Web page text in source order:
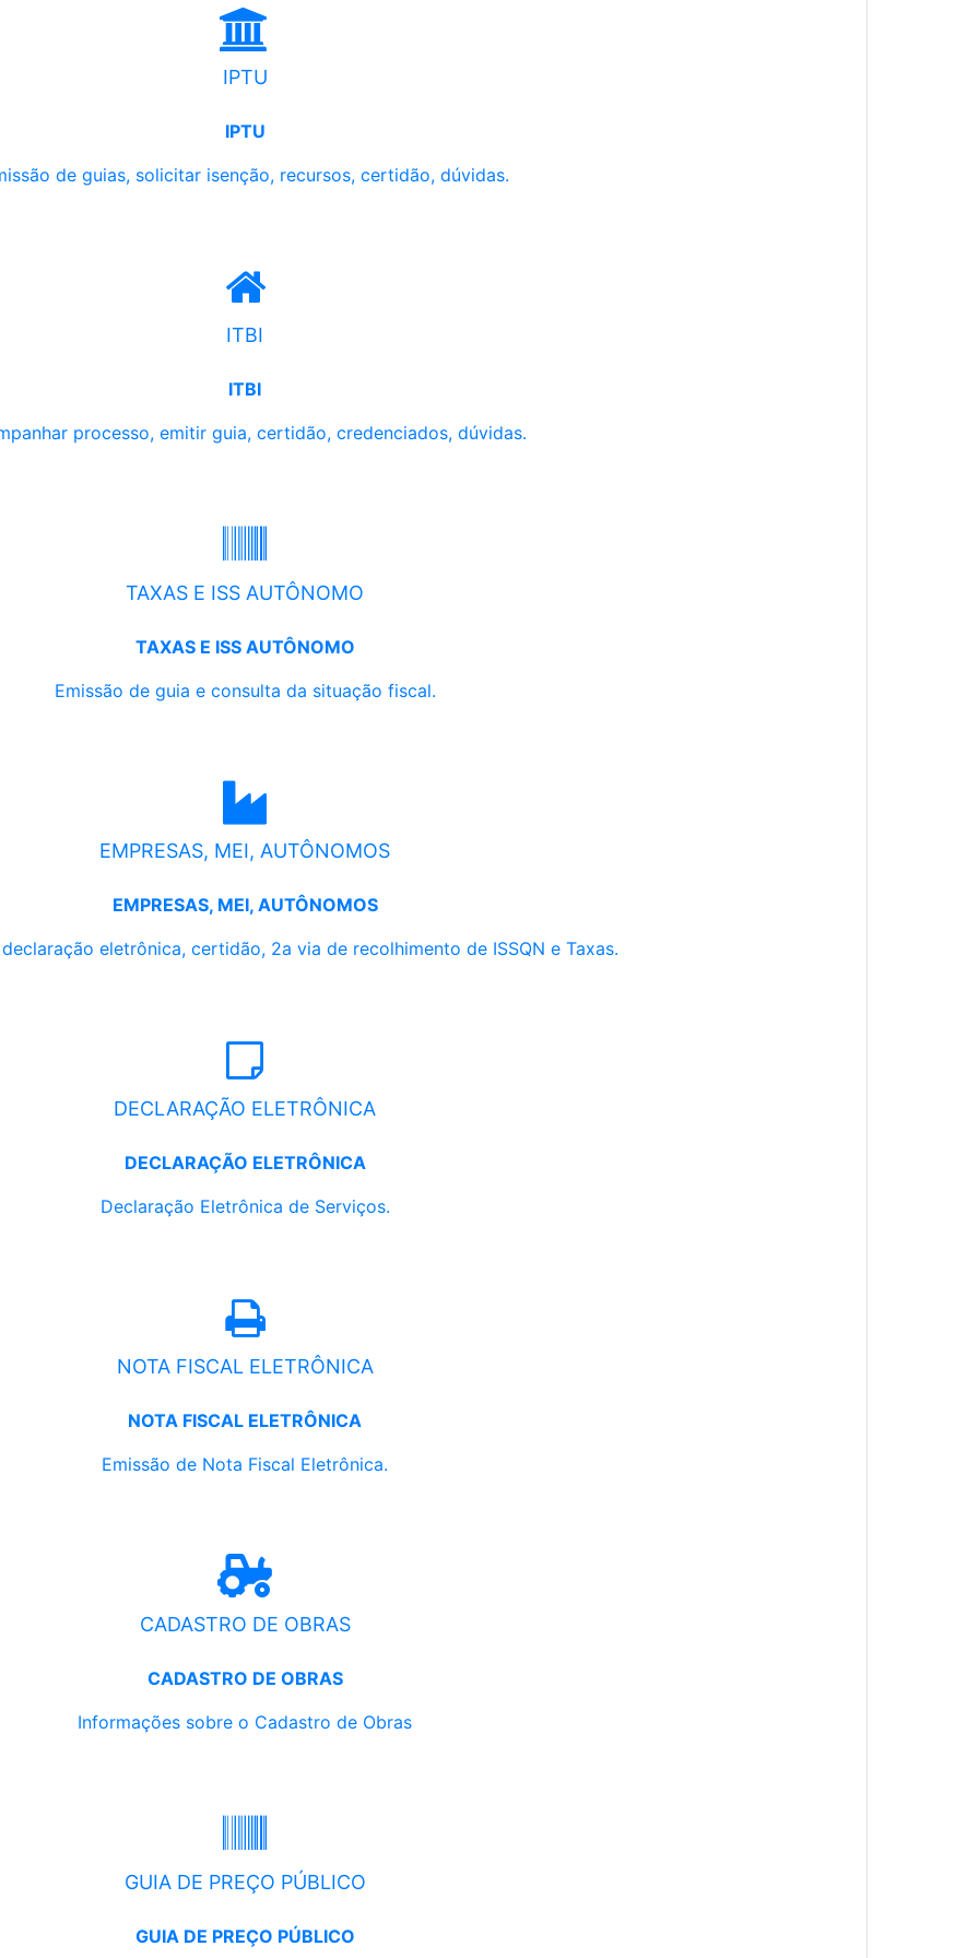
IPTU
IPTU
de guias, solicitar isenção, recursos, certidão, dúvidas.
ITBI
ITBI
processo, emitir guia, certidão, credenciados, dúvidas.
TAXAS E ISS AUTÔNOMO
TAXAS E ISS AUTÔNOMO
Emissão de guia e consulta da situação fiscal.
EMPRESAS, MEI, AUTÔNOMOS
EMPRESAS, MEI, AUTÔNOMOS
eletrônica, certidão, 2a via de recolhimento de ISSQN e Taxas.
DECLARAÇÃO ELETRÔNICA
DECLARAÇÃO ELETRÔNICA
Declaração Eletrônica de Serviços.
NOTA FISCAL ELETRÔNICA
NOTA FISCAL ELETRÔNICA
Emissão de Nota Fiscal Eletrônica.
CADASTRO DE OBRAS
CADASTRO DE OBRAS
Informações sobre o Cadastro de Obras
GUIA DE PREÇO PÚBLICO
GUIA DE PREÇO PÚBLICO